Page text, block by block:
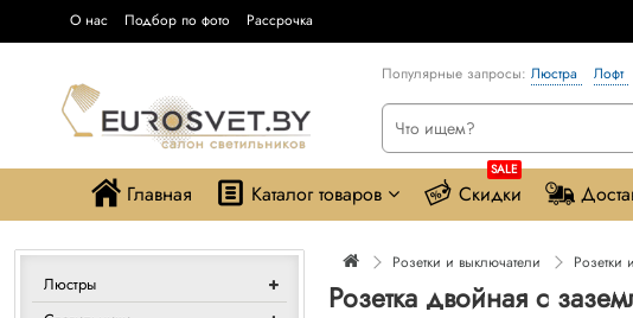
О нас Подбор по фото Рассрочка
Популярные запросы: Люстра Лофт
Главная Каталог товаров
SALE
Скидки
Люстры
Розетки и выключатели Розетки
Розетка двойная с